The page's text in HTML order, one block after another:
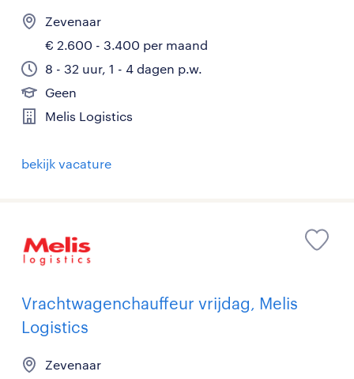
Zevenaar
€ 2.600 - 3.400 per maand
8 - 32 uur, 1 - 4 dagen p.w.
Geen
Melis Logistics
bekijk vacature
Vrachtwagenchauffeur vrijdag, Melis
Logistics
Zevenaar